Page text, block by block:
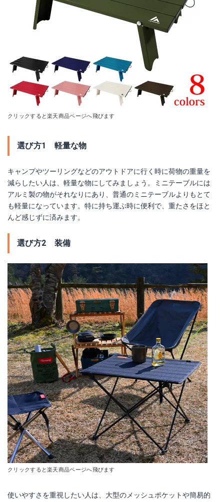
クリックすると楽天商品ページへ飛びます
選び方1 軽量な物
キャンプやツーリングなどのアウトドアに行く時に荷物の重量を
減らしたい人は、軽量な物にしてみましょう。ミニテーブルには
アルミ製の物がそれなりにあり、普通のミニテーブルよりもとて
も軽量になっています。特に持ち運ぶ時に便利で、重たさをほと
んど感じずに済みます。
選び方2 装備
クリックすると楽天商品ページへ飛びます
使いやすさを重視したい人は、大型のメッシュポケットや簡易的